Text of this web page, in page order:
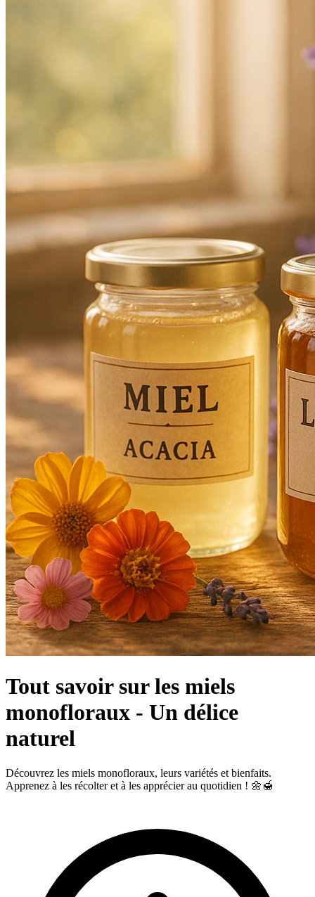
Tout savoir sur les miels
monofloraux - Un délice
naturel
Découvrez les miels monofloraux, leurs variétés et bienfaits.
Apprenez à les récolter et à les apprécier au quotidien ! 🌼🍯